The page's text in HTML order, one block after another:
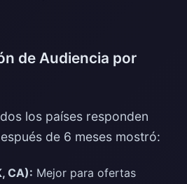
de Audiencia por
los países responden
de 6 meses mostró:
CA): Mejor para ofertas